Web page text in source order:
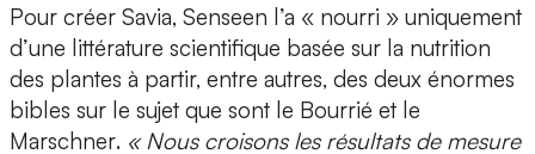
Pour créer Savia, Senseen l’a « nourri » uniquement
d’une littérature scientifique basée sur la nutrition
des plantes à partir, entre autres, des deux énormes
bibles sur le sujet que sont le Bourrié et le
Marschner. « Nous croisons les résultats de mesure